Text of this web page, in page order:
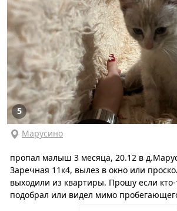
5
Марусино
пропал малыш 3 месяца, 20.12 в
Заречная 11к4, вылез в окно или
выходили из квартиры. Прошу если
подобрал или видел мимо